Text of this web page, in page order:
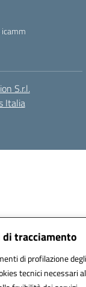
tracciamento
di profilazione
tecnici necessari al
icamm
S.r.l.
Italia